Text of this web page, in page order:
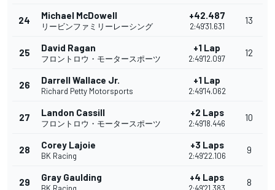
24 Michael McDowell
リービンファミリーレーシング
+42.487
2:49'31.631
13
25 David Ragan
フロントロウ・モータースポーツ
+1 Lap
2:49'12.097
12
26 Darrell Wallace Jr.
Richard Petty Motorsports
+1 Lap
2:49'14.062
27 Landon Cassill
フロントロウ・モータースポーツ
+2 Laps
2:49'18.446
10
28 Corey Lajoie
BK Racing
+3 Laps
2:49'22.106
9
29 Gray Gaulding +4 Laps 8